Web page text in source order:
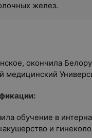
желез.
окончила
медицинский
обучение в
и